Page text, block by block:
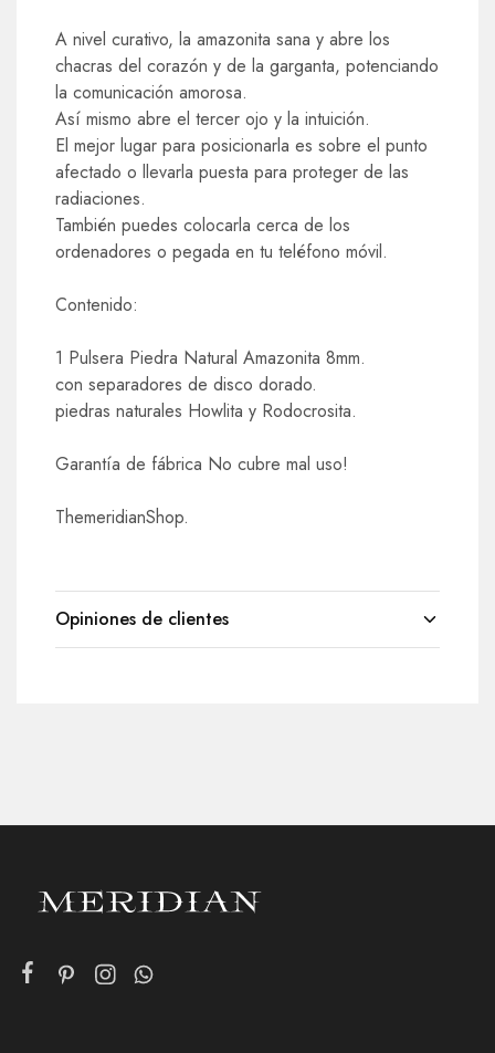
A nivel curativo, la amazonita sana y abre los
chacras del corazón y de la garganta, potenciando
la comunicación amorosa.
Así mismo abre el tercer ojo y la intuición.
El mejor lugar para posicionarla es sobre el punto
afectado o llevarla puesta para proteger de las
radiaciones.
También puedes colocarla cerca de los
ordenadores o pegada en tu teléfono móvil.
Contenido:
1 Pulsera Piedra Natural Amazonita 8mm.
con separadores de disco dorado.
piedras naturales Howlita y Rodocrosita.
Garantía de fábrica No cubre mal uso!
ThemeridianShop.
Opiniones de clientes